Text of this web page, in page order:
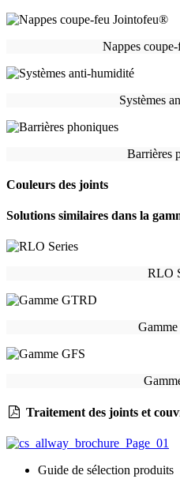
Nappes
Systèmes
Barrières
Couleurs des joints
Solutions similaires dans la
RLO
Traitement des joints et
Guide de sélection produits